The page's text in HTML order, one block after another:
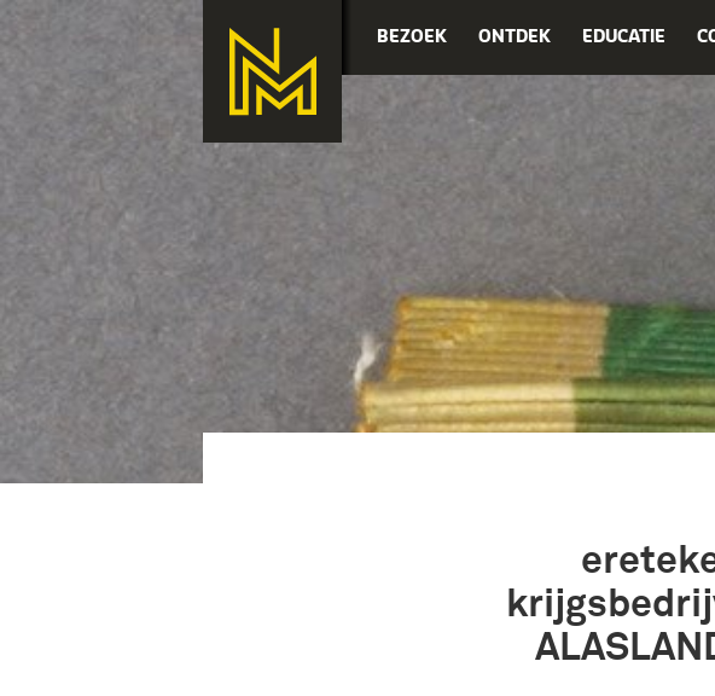
BEZOEK ONTDEK EDUCATIE